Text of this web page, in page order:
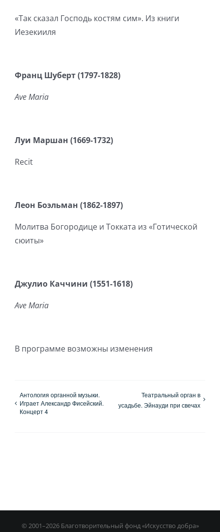
«Так сказал Господь костям сим». Из книги
Иезекииля
Франц Шуберт (1797-1828)
Ave Maria
Луи Маршан (1669-1732)
Recit
Леон Боэльман (1862-1897)
Молитва Богородице и Токката из «Готической
сюиты»
Джулио Каччини (1551-1618)
Ave Maria
В программе возможны изменения
Антология органной музыки.
Играет Александр Фисейский.
Концерт 4
Театральный орган в
усадьбе. Эйнауди при свечах
© 2001–2026 Благотворительный фонд «Искусство добра»